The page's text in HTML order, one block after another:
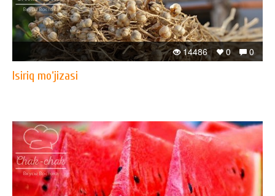
0
0
14486
Isiriq mo‘jizasi